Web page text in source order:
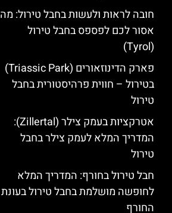
חובה לראות ולעשות בחבל טירול: מה
אסור לכם לפספס בחבל טירול
(Tyrol)
פארק הדינוזאורים (Triassic Park)
בטירול – חווית פרהיסטורית בחבל
טירול
אטרקציות בעמק צילר (Zillertal):
המדריך המלא לעמק צילר בחבל
טירול
חבל טירול בחורף: המדריך המלא
לחופשה מושלמת בחבל טירול בעונת
החורף